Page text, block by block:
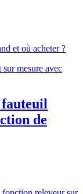
et où acheter ?
de